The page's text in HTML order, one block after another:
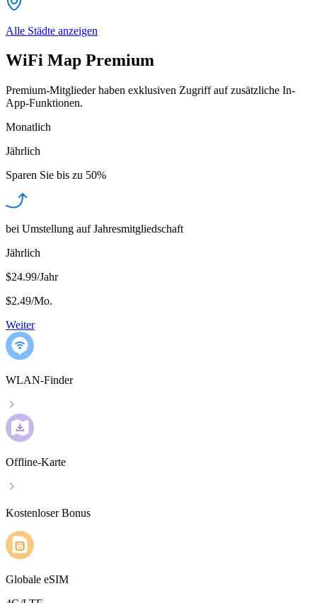
Alle Städte anzeigen
WiFi Map Premium
Premium-Mitglieder haben exklusiven Zugriff auf zusätzliche In-
App-Funktionen.
Monatlich
Jährlich
Sparen Sie bis zu 50%
bei Umstellung auf Jahresmitgliedschaft
Jährlich
$24.99/Jahr
$2.49/Mo.
Weiter
WLAN-Finder
Offline-Karte
Kostenloser Bonus
Globale eSIM